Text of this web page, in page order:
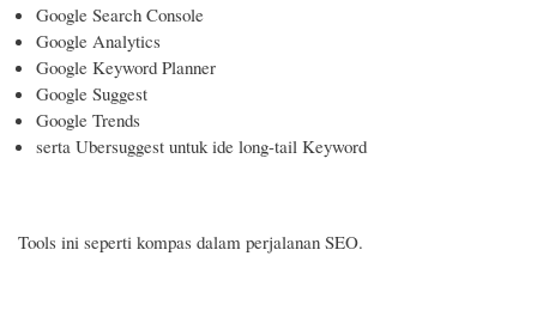
Google Search Console
Google Analytics
Google Keyword Planner
Google Suggest
Google Trends
serta Ubersuggest untuk ide long-tail Keyword
Tools ini seperti kompas dalam perjalanan SEO.